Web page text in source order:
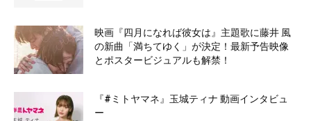
映画『四月になれば彼女は』主題歌に藤井 風
の新曲「満ちてゆく」が決定！最新予告映像
とポスタービジュアルも解禁！
『#ミトヤマネ』玉城ティナ 動画インタビュ
ー